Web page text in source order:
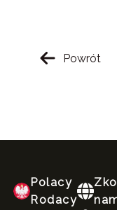
Powrót
Polacy
Rodacy